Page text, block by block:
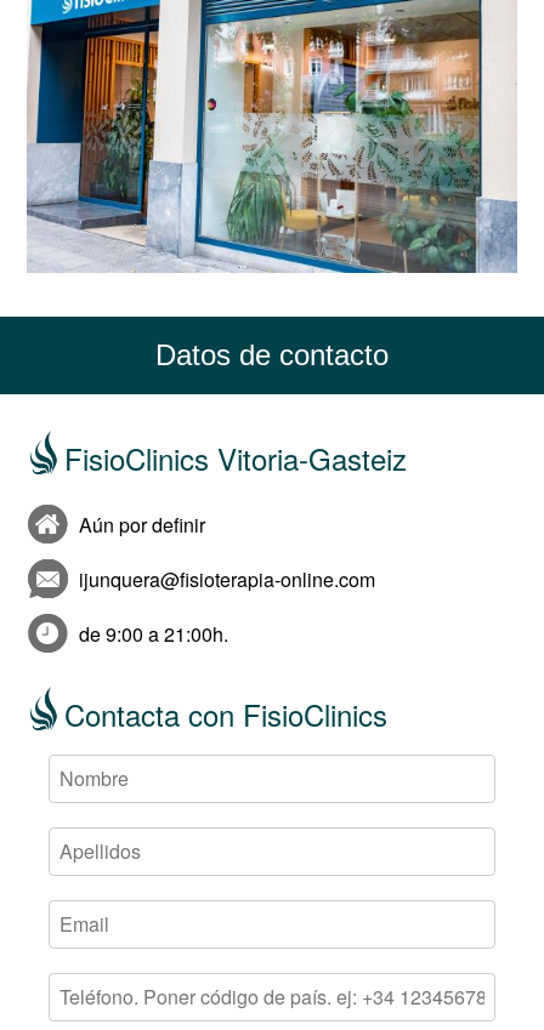
Datos de contacto
FisioClinics Vitoria-Gasteiz
Aún por definir
ijunquera@fisioterapia-online.com
de 9:00 a 21:00h.
Contacta con FisioClinics